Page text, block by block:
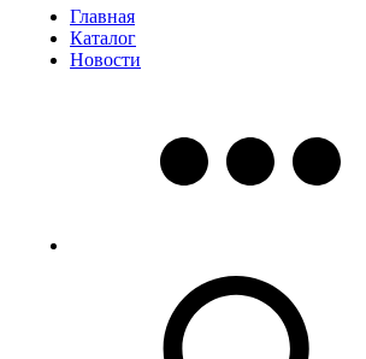
Главная
Каталог
Новости